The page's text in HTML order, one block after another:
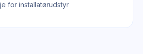
for installatørudstyr